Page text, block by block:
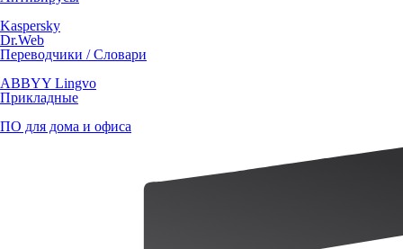
Kaspersky
Dr.Web
Переводчики / Словари
ABBYY Lingvo
Прикладные
ПО для дома и офиса